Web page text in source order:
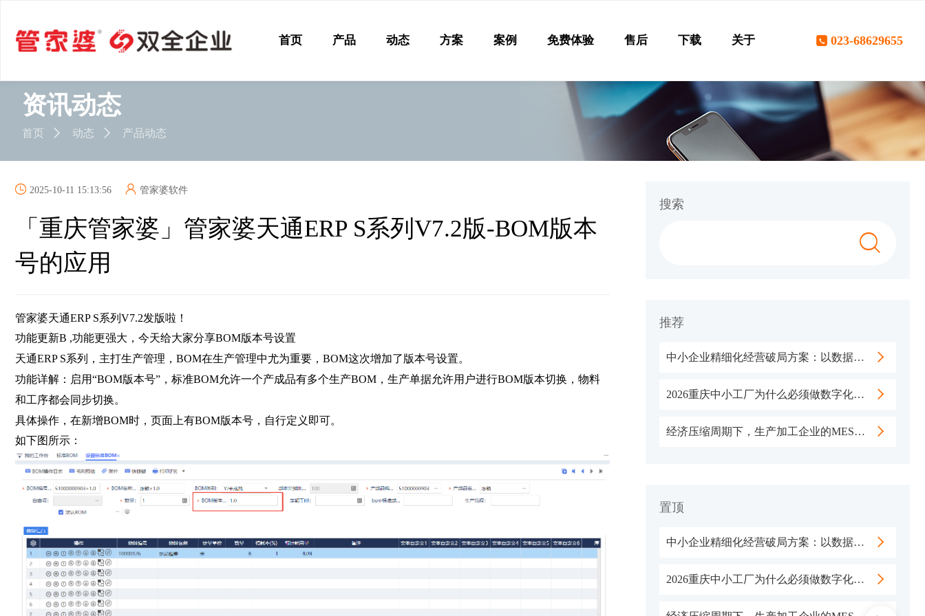
首页 产品 动态 方案 案例 免费体验 售后 下载 关于 023-68629655
资讯动态
首页 动态 产品动态
2025-10-11 15:13:56 管家婆软件
「重庆管家婆」管家婆天通ERP S系列V7.2版-BOM版本
号的应用
管家婆天通ERP S系列V7.2发版啦！
功能更新B ,功能更强大，今天给大家分享BOM版本号设置
天通ERP S系列，主打生产管理，BOM在生产管理中尤为重要，BOM这次增加了版本号设置。
功能详解： 启用“BOM版本号”，标准BOM允许一个产成品有多个生产BOM，生产单据允许用户进行BOM版本切换，物料
和工序都会同步切换。
具体操作，在新增BOM时，页面上有BOM版本号，自行定义即可。
如下图所示：
搜索
推荐
中小企业精细化经营破局方案：以数据驱动穿越行业经营困局
​2026重庆中小工厂为什么必须做数字化车间？
经济压缩周期下，生产加工企业的MES精益管理路径
置顶
中小企业精细化经营破局方案：以数据驱动穿越行业经营困局
​2026重庆中小工厂为什么必须做数字化车间？